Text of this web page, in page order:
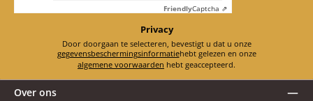
FriendlyCaptcha ⇗
Privacy
Door doorgaan te selecteren, bevestigt u dat u onze
gegevensbeschermingsinformatie
hebt gelezen en onze
algemene voorwaarden hebt geaccepteerd.
Over ons